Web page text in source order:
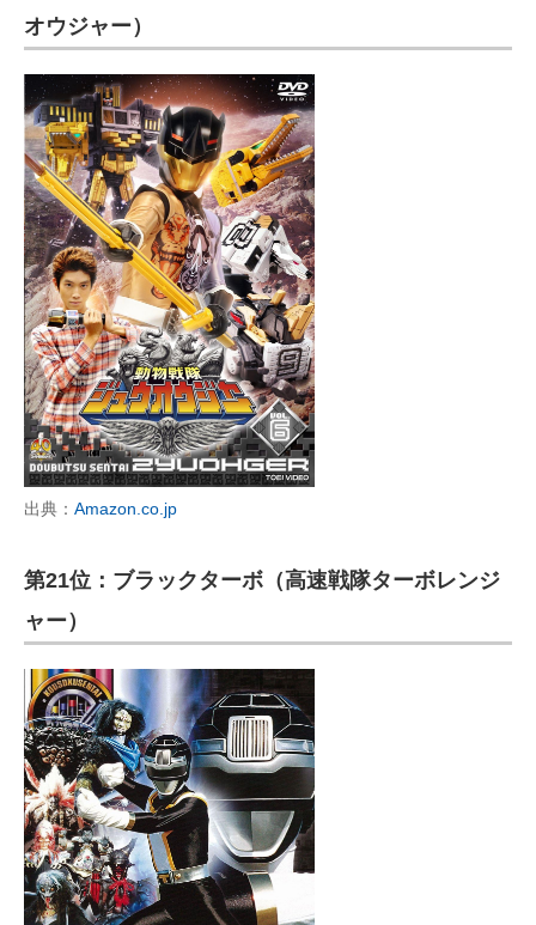
オウジャー）
出典： Amazon.co.jp
第21位：ブラックターボ（高速戦隊ターボレンジ
ャー）